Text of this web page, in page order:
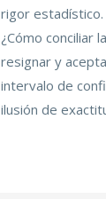
rigor estadístico.
¿Cómo conciliar
resignar y
intervalo de
ilusión de